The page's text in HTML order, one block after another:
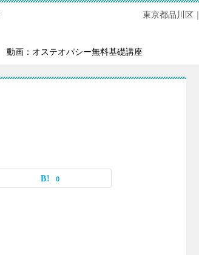
東京都品川区
動画：オステオパシー無料基礎講座
0